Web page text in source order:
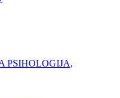
PSIHOLOGIJA,